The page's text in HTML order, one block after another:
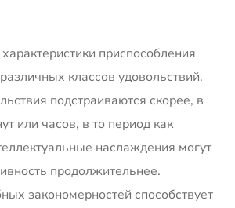
приспособления
классов удовольствий.
подстраиваются скорее, в
или часов, в то период как
наслаждения могут
продолжительнее.
закономерностей способствует